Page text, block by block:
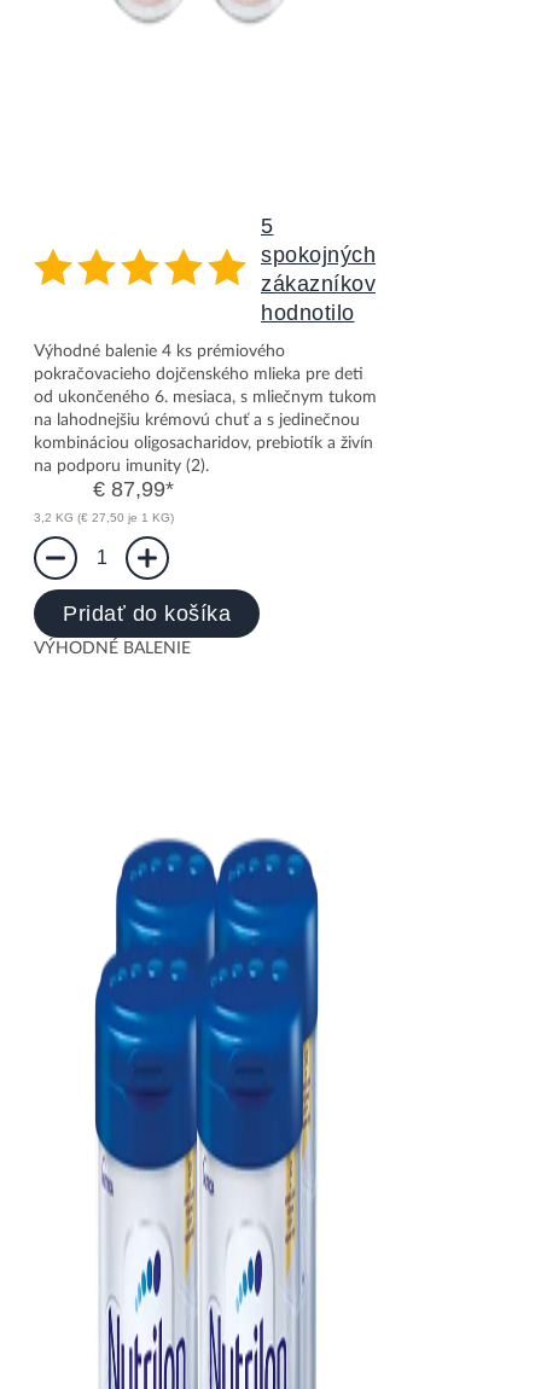
5
spokojných
zákazníkov
hodnotilo
Výhodné balenie 4 ks prémiového
pokračovacieho dojčenského mlieka pre deti
od ukončeného 6. mesiaca, s mliečnym tukom
na lahodnejšiu krémovú chuť a s jedinečnou
kombináciou oligosacharidov, prebiotík a živín
na podporu imunity (2).
€ 87,99*
3,2 KG (€ 27,50 je 1 KG)
1
Pridať do košíka
VÝHODNÉ BALENIE